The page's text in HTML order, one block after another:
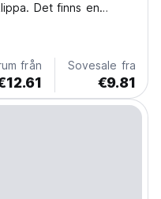
Det finns en
från
Sovesale fra
€9.81